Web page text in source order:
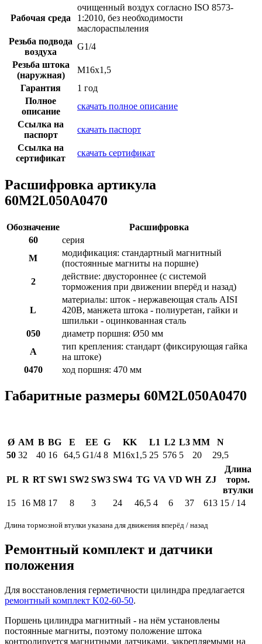
Рабочая среда
очищенный воздух согласно ISO 8573-
1:2010, без необходимости
маслораспыления
Резьба подвода
воздуха
G1/4
Резьба штока
(наружная)
M16x1,5
Гарантия
1 год
Полное
описание
скачать полное описание
Ссылка на
паспорт
скачать паспорт
Ссылка на
сертификат
скачать сертификат
Расшифровка артикула
60M2L050A0470
Обозначение
Расшифровка
60
серия
M
модификация: стандартный магнитный
(постоянные магниты на поршне)
2
действие: двустороннее (с системой
торможения при движении вперёд и назад)
L
материалы: шток - нержавеющая сталь AISI
420B, манжета штока - полиуретан, гайки и
шпильки - оцинкованная сталь
050
диаметр поршня: Ø50 мм
A
тип крепления: стандарт (фиксирующая гайка
на штоке)
0470
ход поршня: 470 мм
Габаритные размеры 60M2L050A0470
Ø AM B BG E EE G KK L1 L2 L3 MM
N
50 32 40 16 64,5 G1/4 8 M16x1,5 25 576 5 20 29,5
PL R RT SW1 SW2 SW3 SW4 TG VA VD WH ZJ
Длина
торм.
втулки
15 16 M8 17 8 3 24 46,5 4 6 37 613 15 / 14
Длина тормозной втулки указана для движения вперёд / назад
Ремонтный комплект и датчики
положения
Для восстановления герметичности цилиндра предлагается
ремонтный комплект K02-60-50.
Поршень цилиндра магнитный - на нём установлены
постоянные магниты, поэтому положение штока
контролируется магнитными датчиками, закрепляемыми на